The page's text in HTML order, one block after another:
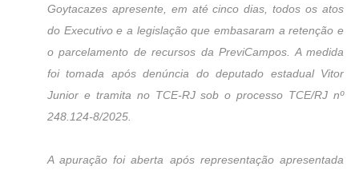
Goytacazes apresente, em até cinco dias, todos os atos
do Executivo e a legislação que embasaram a retenção e
o parcelamento de recursos da PreviCampos. A medida
foi tomada após denúncia do deputado estadual Vitor
Junior e tramita no TCE-RJ sob o processo TCE/RJ nº
248.124-8/2025.
A apuração foi aberta após representação apresentada